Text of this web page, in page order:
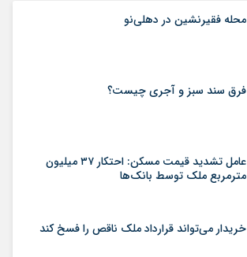
محله فقیرنشین در دهلی‏‌نو
فرق سند سبز و آجری چیست؟
عامل تشدید قیمت مسکن: احتکار ۳۷ میلیون
مترمربع ملک توسط بانک‌ها
خریدار می‌تواند قرارداد ملک ناقص را فسخ کند